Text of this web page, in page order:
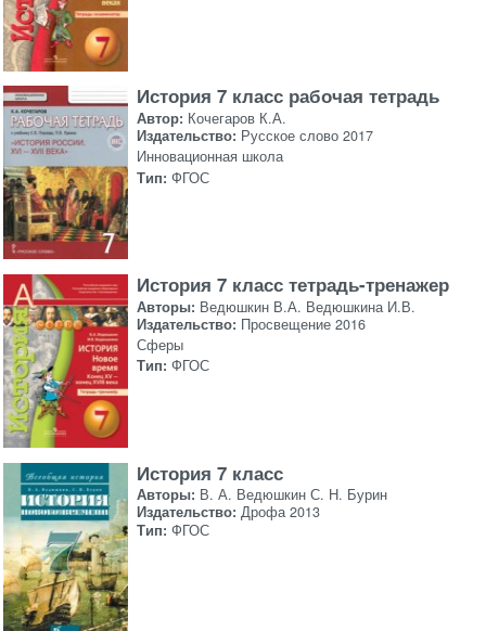
История 7 класс рабочая тетрадь
Автор: Кочегаров К.А.
Издательство: Русское слово 2017
Инновационная школа
Тип: ФГОС
История 7 класс тетрадь-тренажер
Авторы: Ведюшкин В.А. Ведюшкина И.В.
Издательство: Просвещение 2016
Сферы
Тип: ФГОС
История 7 класс
Авторы: В. А. Ведюшкин С. Н. Бурин
Издательство: Дрофа 2013
Тип: ФГОС